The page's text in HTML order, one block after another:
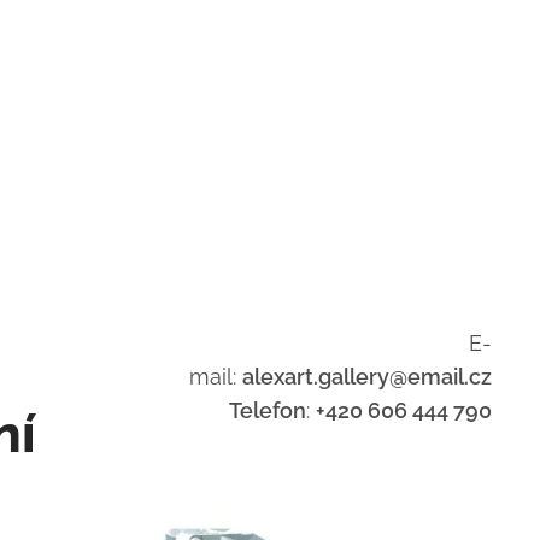
E-
mail: alexart.gallery@email.cz
Telefon: +420 606 444 790